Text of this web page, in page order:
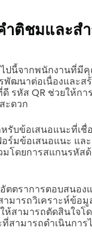
ำติชมและส
ปนี้จากพนักงานที่มี
พัฒนาต่อเนื่องและส
รหัส QR ช่วยให้กา
ะดวก
รับข้อเสนอแนะที่เชื่
ร์มข้อเสนอแนะ แล
โดยการสแกนรหัส
ตตราการตอบสนอง
มารถวิเคราะห์ข้อมู
ห้สามารถตัดสินใจโ
สามารถดำเนินการ